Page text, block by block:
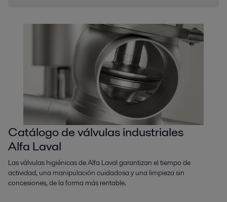
Catálogo de válvulas industriales
Alfa Laval
Las válvulas higiénicas de Alfa Laval garantizan el tiempo de
actividad, una manipulación cuidadosa y una limpieza sin
concesiones, de la forma más rentable.